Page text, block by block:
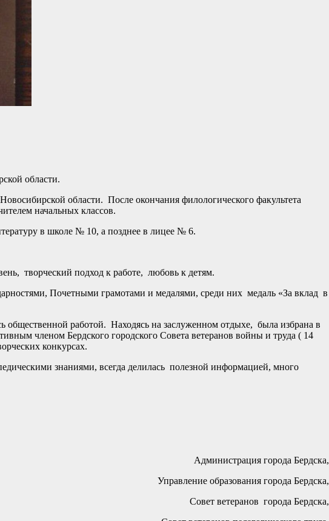
области.
области. После окончания филологического факультета
начальных классов.
в школе № 10, а позднее в лицее № 6.
творческий подход к работе, любовь к детям.
Почетными грамотами и медалями, среди них медаль «За вклад в
общественной работой. Находясь на заслуженном отдыхе, была избрана в
членом Бердского городского Совета ветеранов войны и труда ( 14
конкурсах.
знаниями, всегда делилась полезной информацией, много
Администрация города Бердска,
Управление образования города Бердска,
Совет ветеранов города Бердска,